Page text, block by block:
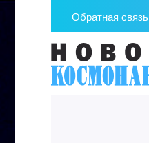
Обратная связь